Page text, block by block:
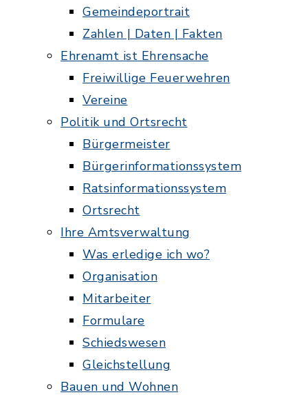
Gemeindeportrait
Zahlen | Daten | Fakten
Ehrenamt ist Ehrensache
Freiwillige Feuerwehren
Vereine
Politik und Ortsrecht
Bürgermeister
Bürgerinformationssystem
Ratsinformationssystem
Ortsrecht
Ihre Amtsverwaltung
Was erledige ich wo?
Organisation
Mitarbeiter
Formulare
Schiedswesen
Gleichstellung
Bauen und Wohnen